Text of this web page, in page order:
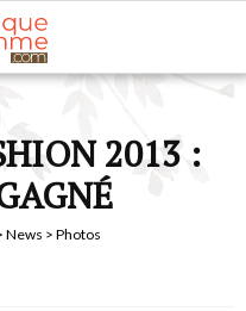
2013 :
News > Photos